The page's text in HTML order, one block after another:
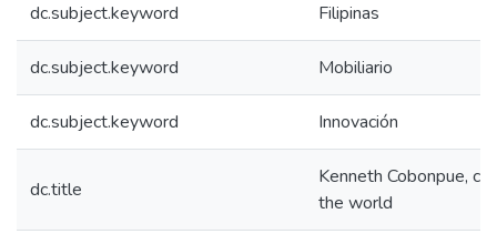
dc.subject.keyword Filipinas
dc.subject.keyword Mobiliario
dc.subject.keyword Innovación
dc.title
Kenneth Cobonpue,
the world